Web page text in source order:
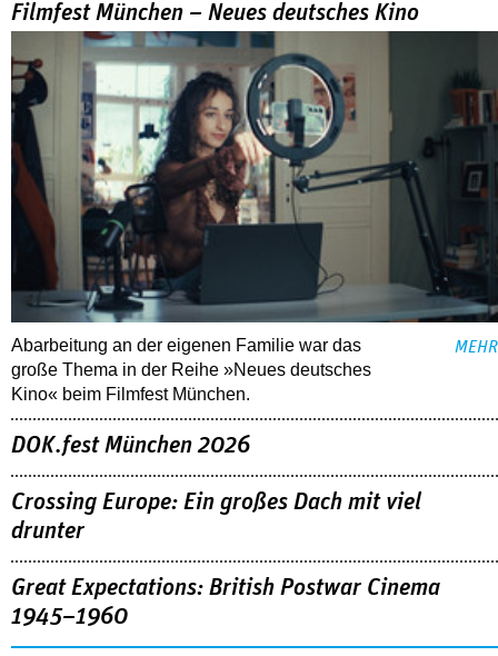
Filmfest München – Neues deutsches Kino
Abarbeitung an der eigenen Familie war das
große Thema in der Reihe »Neues deutsches
Kino« beim Filmfest München.
MEHR
DOK.fest München 2026
Crossing Europe: Ein großes Dach mit viel
drunter
Great Expectations: British Postwar Cinema
1945–1960